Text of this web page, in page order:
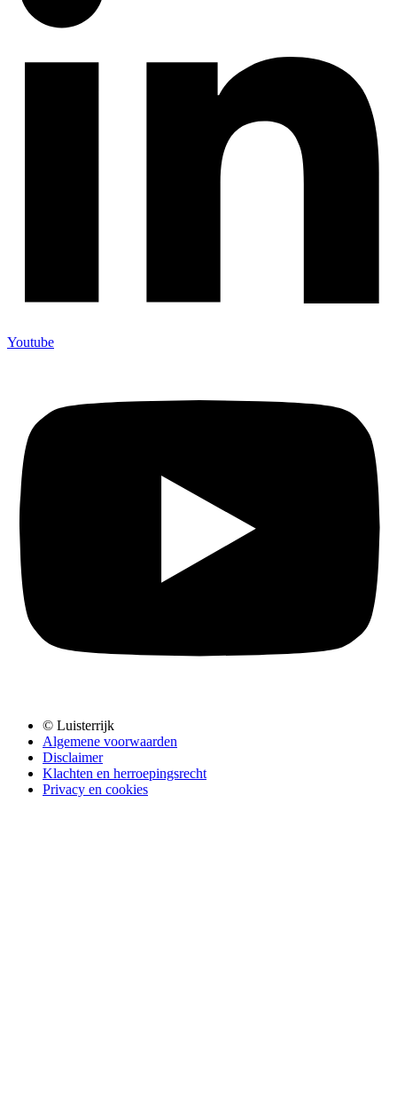
Youtube
© Luisterrijk
Algemene voorwaarden
Disclaimer
Klachten en herroepingsrecht
Privacy en cookies